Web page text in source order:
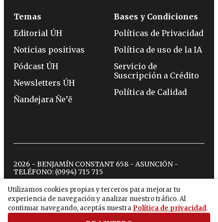
Utilizamos cookies propias y terceros para mejorar tu
experiencia de navegación y analizar nuestro tráfico. Al
continuar navegando, aceptás nuestra Política de privacidad.
Temas
Editorial ÚH
Noticias positivas
Pódcast ÚH
Newsletters ÚH
Ñandejara Ñe’ẽ
Bases y Condiciones
Políticas de Privacidad
Política de uso de la IA
Servicio de
Suscripción a Crédito
Política de Calidad
2026 - BENJAMÍN CONSTANT 658 - ASUNCIÓN -
TELÉFONO: (0994) 715 715
twitterinstagram
facebook
tiktokyoutubespotify